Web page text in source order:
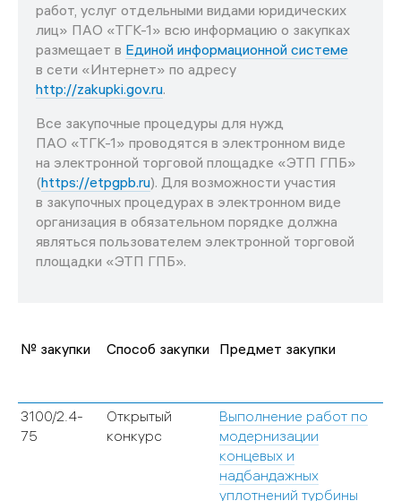
работ, услуг отдельными видами юридических
лиц» ПАО «ТГК-1» всю информацию о закупках
размещает в Единой информационной системе
в сети «Интернет» по адресу
http://zakupki.gov.ru.
Все закупочные процедуры для нужд
ПАО «ТГК-1» проводятся в электронном виде
на электронной торговой площадке «ЭТП ГПБ»
(https://etpgpb.ru). Для возможности участия
в закупочных процедурах в электронном виде
организация в обязательном порядке должна
являться пользователем электронной торговой
площадки «ЭТП ГПБ».
№ закупки Способ закупки Предмет закупки
3100/2.4-
75
Открытый
конкурс
Выполнение работ по
модернизации
концевых и
надбандажных
уплотнений турбины